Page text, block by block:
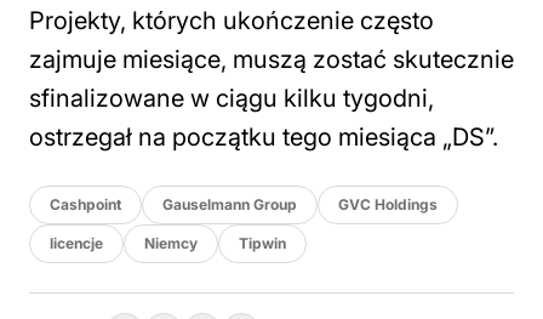
Projekty, których ukończenie często
zajmuje miesiące, muszą zostać skutecznie
sfinalizowane w ciągu kilku tygodni,
ostrzegał na początku tego miesiąca „DS”.
Cashpoint Gauselmann Group GVC Holdings
licencje Niemcy Tipwin